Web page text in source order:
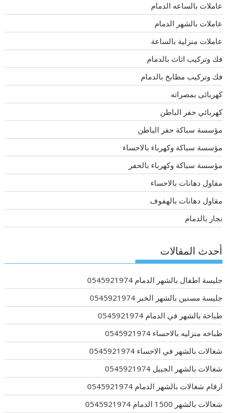
عاملات بالساعه الدمام
عاملات بالشهر الدمام
عاملات منزلية بالساعة
فك وتركيب اثاث بالدمام
فك وتركيب مطابخ بالدمام
كهربائى بمصراته
كهربائي حفر الباطن
مؤسسة سباكة حفر الباطن
مؤسسة سباكة وكهرباء بالاحساء
مؤسسة سباكة وكهرباء بالحفر
مقاول دهانات بالاحساء
مقاول دهانات بالهفوف
نجار بالدمام
أحدث المقالات
جليسة اطفال بالشهر الدمام 0545921974
جليسة مسنين بالشهر الخبر 0545921974
طباخة بالشهر في الدمام 0545921974
طباخه منزليه بالاحساء 0545921974
شغالات بالشهر في الاحساء 0545921974
شغالات بالشهر الجبيل 0545921974
ارقام شغالات بالشهر الدمام 0545921974
شغالات بالشهر 1500 الدمام 0545921974